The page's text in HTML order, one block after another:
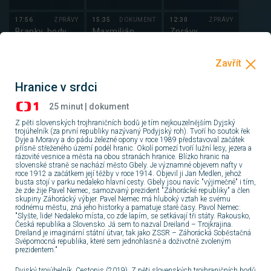
17:56 ZPRÁVY
Branky, body,
Sportky a
Šance
18:15 SERIÁL
Špunti na cestě
(7/13)
19:05 ZÁBAVA
Všechnopárty
19:59
Výsledky
losování
Šťastných 10
20:00 SERIÁL
Hercule Poirot
15:35 DOKUMENT
Maxmilián
17:25 DOKUMENT
starého Egypta
(9/10)
17:40 DOKUMENT
Postřehy
odjinud
17:50 ZPRÁVY
Zprávy v
českém
znakovém
jazyce
18:00 FILM
Rozbité
12:30 ZPRÁVY
Zprávy
ZPRÁVY
13:03 ZPRÁVY
Studio ČT24
13:30 ZPRÁVY
Zprávy
13:33 ZPRÁVY
Studio ČT24
Hranice v srdci
25 minut | dokument
Z pěti slovenských trojhraničních bodů je tím nejkouzelnějším Dyjský
trojúhelník (za první republiky nazývaný Podyjský roh). Tvoří ho soutok řek
Dyje a Moravy a do pádu železné opony v roce 1989 představoval začátek
přísně střeženého území podél hranic. Okolí pomezí tvoří lužní lesy, jezera a
rázovité vesnice a města na obou stranách hranice. Blízko hranic na
slovenské straně se nachází město Gbely. Je významné objevem nafty v
roce 1912 a začátkem její těžby v roce 1914. Objevil ji Jan Medlen, jehož
busta stojí v parku nedaleko hlavní cesty. Gbely jsou navíc "výjimečné" i tím,
že zde žije Pavel Nemec, samozvaný prezident "Záhorácké republiky" a člen
skupiny Záhorácký výbjer. Pavel Nemec má hluboký vztah ke svému
rodnému městu, zná jeho historky a pamatuje staré časy. Pavol Nemec:
"Slyšte, lide! Nedaleko místa, co zde lapím, se setkávají tři státy. Rakousko,
Česká republika a Slovensko. Já sem to nazval Dreiland – Trojkrajina.
Dreiland je imaginární státní útvar, tak jako ZSSR – Záhorácká Soběstačná
Svépomocná republika, které sem jednohlasně a doživotně zvoleným
prezidentem."